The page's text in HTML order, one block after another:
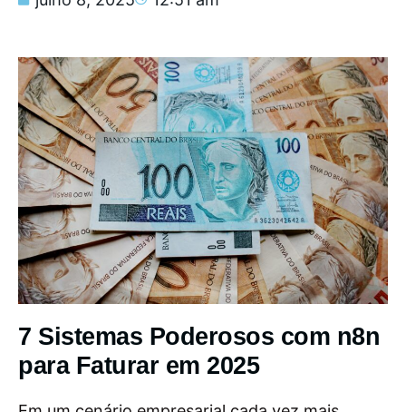
7 Sistemas Poderosos com n8n
para Faturar em 2025